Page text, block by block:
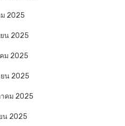
2025
น 2025
ม 2025
น 2025
คม 2025
น 2025